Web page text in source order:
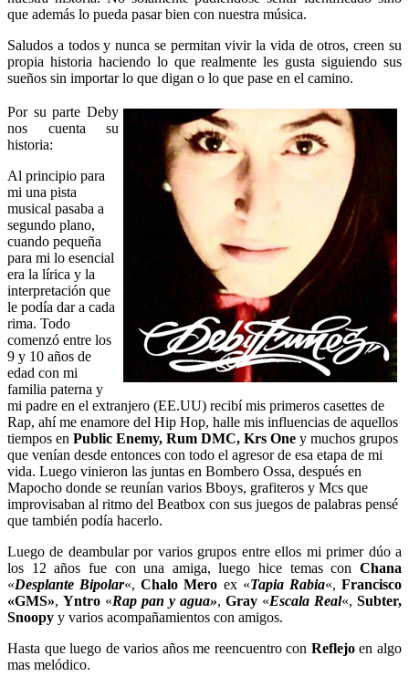
que además lo pueda pasar bien con nuestra música.
Saludos a todos y nunca se permitan vivir la vida de otros, creen su
propia historia haciendo lo que realmente les gusta siguiendo sus
sueños sin importar lo que digan o lo que pase en el camino.
Por su parte Deby
nos cuenta su
historia:
Al principio para
mi una pista
musical pasaba a
segundo plano,
cuando pequeña
para mi lo esencial
era la lírica y la
interpretación que
le podía dar a cada
rima. Todo
comenzó entre los
9 y 10 años de
edad con mi
familia paterna y
mi padre en el extranjero (EE.UU) recibí mis primeros casettes de
Rap, ahí me enamore del Hip Hop, halle mis influencias de aquellos
tiempos en Public Enemy, Rum DMC, Krs One y muchos grupos
que venían desde entonces con todo el agresor de esa etapa de mi
vida. Luego vinieron las juntas en Bombero Ossa, después en
Mapocho donde se reunían varios Bboys, grafiteros y Mcs que
improvisaban al ritmo del Beatbox con sus juegos de palabras pensé
que también podía hacerlo.
Luego de deambular por varios grupos entre ellos mi primer dúo a
los 12 años fue con una amiga, luego hice temas con Chana
«Desplante Bipolar«,Chalo Mero ex «Tapia Rabia«,Francisco
«GMS», Yntro «Rap pan y agua», Gray «Escala Real«, Subter,
Snoopy y varios acompañamientos con amigos.
Hasta que luego de varios años me reencuentro con Reflejoen algo
mas melódico.